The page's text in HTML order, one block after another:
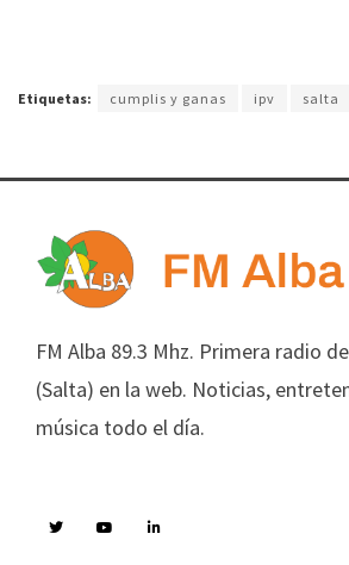
Etiquetas: cumplis y ganas ipv salta
FM Alba 89.3 Mhz. Primera radio
(Salta) en la web. Noticias,
música todo el día.